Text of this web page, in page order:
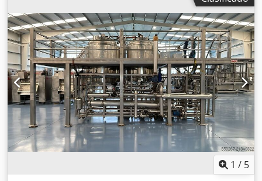
kW Intensidad: 23 A Velocidad: 2925 RPM Producción: 3000
l/h Rotor-estator: una etapa Fabricante: EDAK Dcedsx R
Appjpfx Akcok Modelo: KSF 65 RH Tipo: Filtro centrífugo
Año: 1999 Material: Acero inoxidable Doble camisa Rotor Ø
150 x 350 mm
1 / 5